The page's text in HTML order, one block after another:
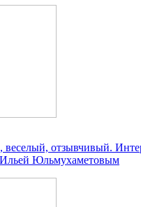
веселый, отзывчивый.
Ильей Юльмухаметовым